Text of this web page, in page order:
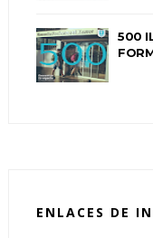
500
ENLACES DE